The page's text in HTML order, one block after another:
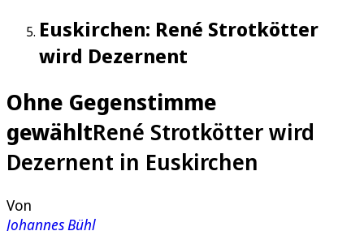
Euskirchen: René Strotkötter
wird Dezernent
Ohne Gegenstimme
gewähltRené Strotkötter wird
Dezernent in Euskirchen
Von
Johannes Bühl